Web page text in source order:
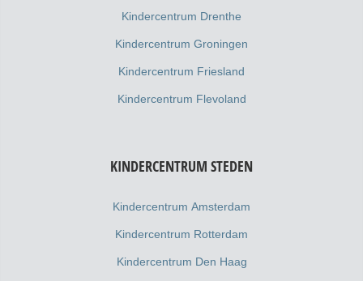
Kindercentrum Drenthe
Kindercentrum Groningen
Kindercentrum Friesland
Kindercentrum Flevoland
KINDERCENTRUM STEDEN
Kindercentrum Amsterdam
Kindercentrum Rotterdam
Kindercentrum Den Haag